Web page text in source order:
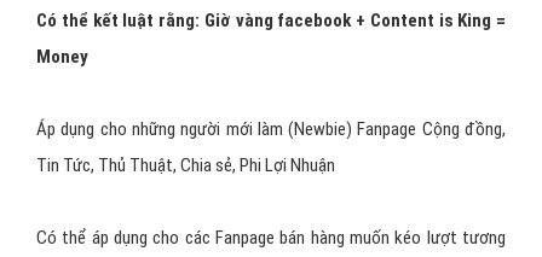
Có thể kết luật rằng: Giờ vàng facebook + Content is King =
Money
Áp dụng cho những người mới làm (Newbie) Fanpage Cộng đồng,
Tin Tức, Thủ Thuật, Chia sẻ, Phi Lợi Nhuận
Có thể áp dụng cho các Fanpage bán hàng muốn kéo lượt tương